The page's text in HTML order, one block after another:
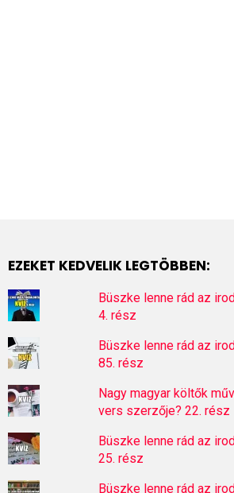
EZEKET KEDVELIK LEGTÖBBEN:
Büszke lenne rád az
4. rész
Büszke lenne rád az
85. rész
Nagy magyar költők
vers szerzője? 22. rész
Büszke lenne rád az
25. rész
Büszke lenne rád az